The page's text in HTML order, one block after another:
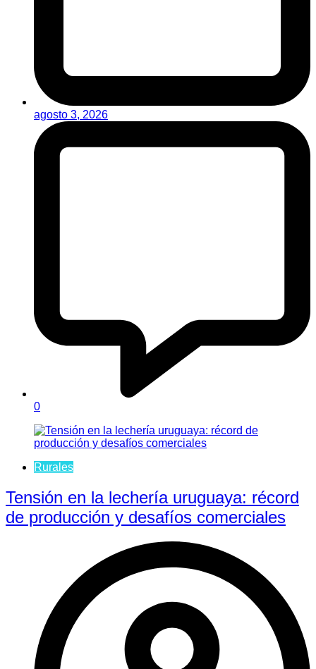
agosto 3, 2026
0
Rurales
Tensión en la lechería uruguaya: récord
de producción y desafíos comerciales